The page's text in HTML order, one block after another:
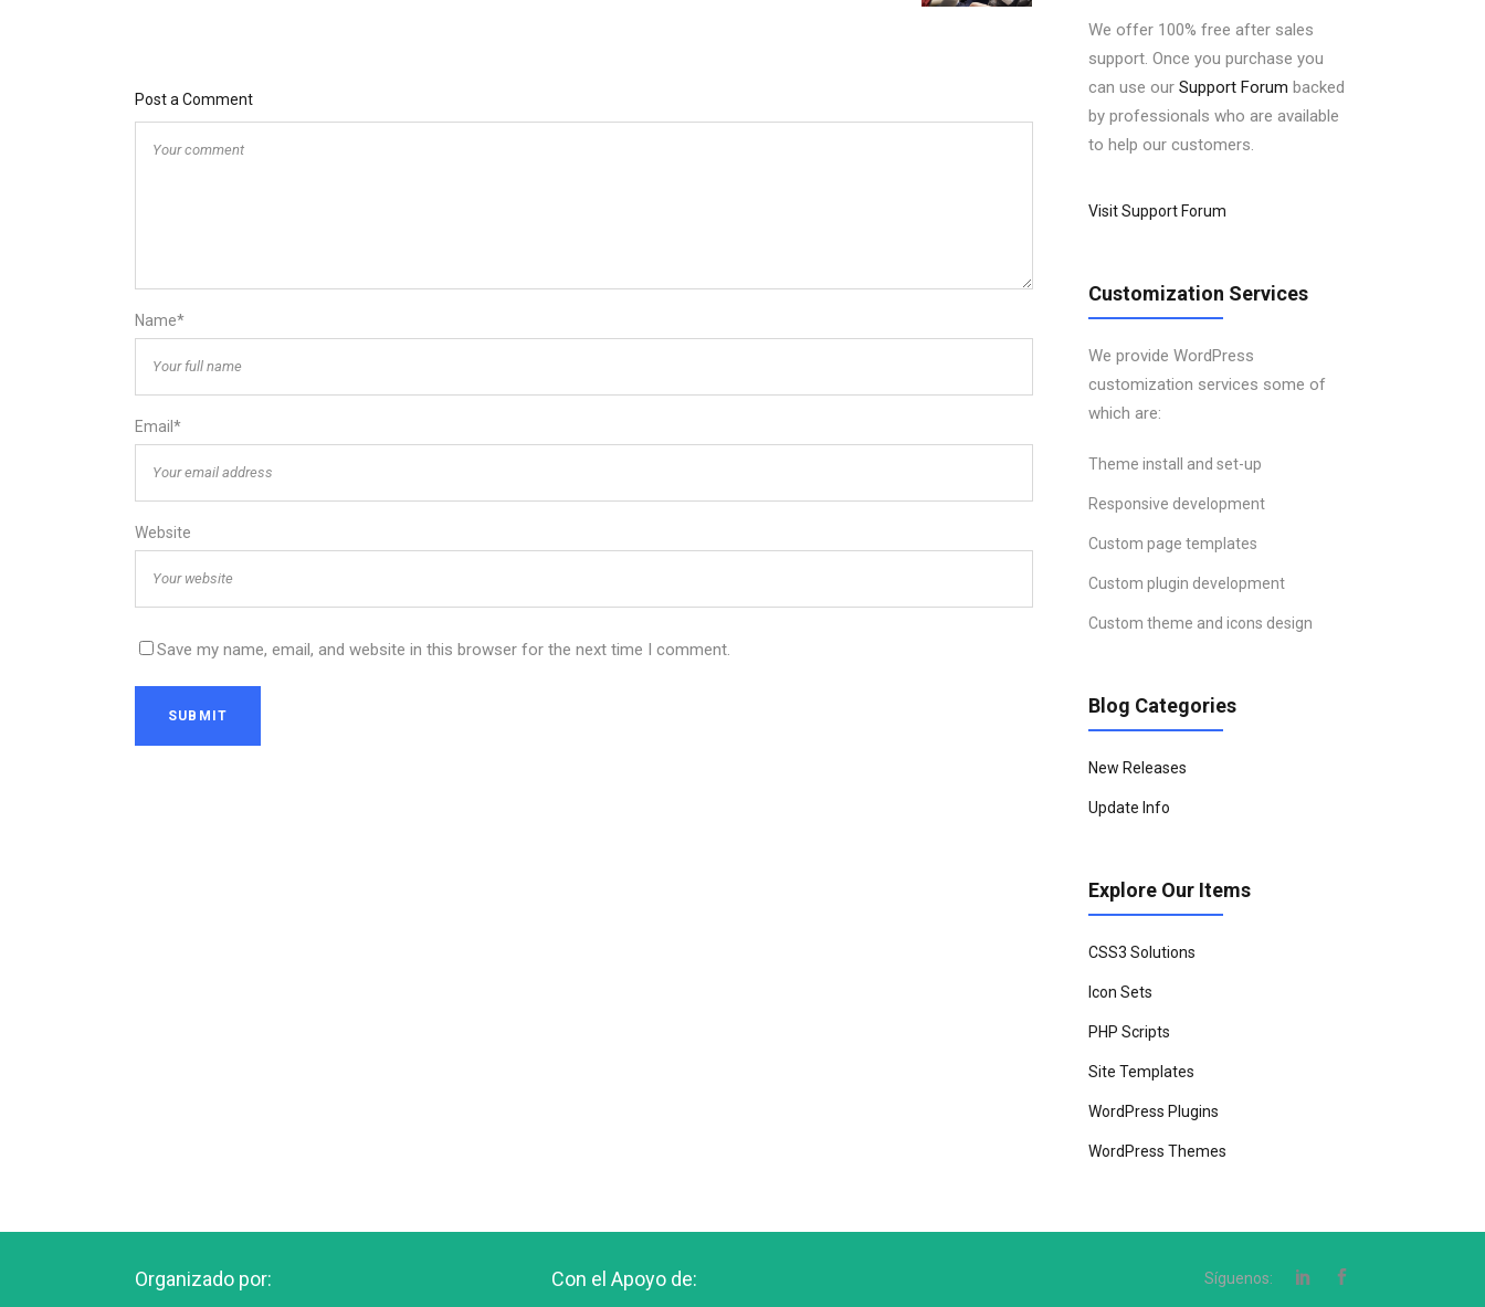
Post a Comment
Name*
Email*
Website
Save my name, email, and website in this browser for the next time I comment.
We offer 100% free after sales
support. Once you purchase you
can use our Support Forum backed
by professionals who are available
to help our customers.
Visit Support Forum
Customization Services
We provide WordPress
customization services some of
which are:
Theme install and set-up
Responsive development
Custom page templates
Custom plugin development
Custom theme and icons design
Blog Categories
New Releases
Update Info
Explore Our Items
CSS3 Solutions
Icon Sets
PHP Scripts
Site Templates
WordPress Plugins
WordPress Themes
Organizado por: Con el Apoyo de: Síguenos: